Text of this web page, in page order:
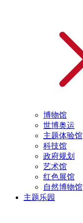
博物馆
世博奥运
主题体验馆
科技馆
政府规划
艺术馆
红色展馆
自然博物馆
主题乐园